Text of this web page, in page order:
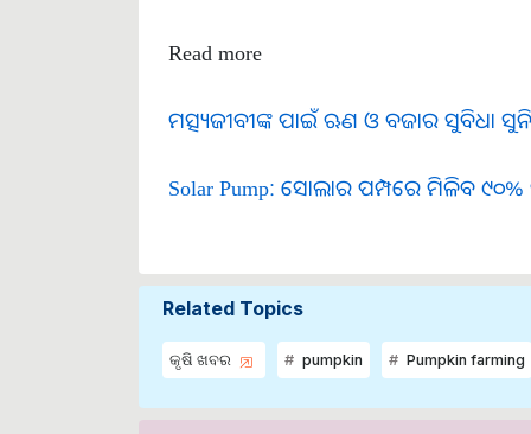
Read more
ମତ୍ସ୍ୟଜୀବୀଙ୍କ ପାଇଁ ଋଣ ଓ ବଜାର ସୁବିଧା
Solar Pump: ସୋଲାର ପମ୍ପରେ ମିଳିବ
Related Topics
କୃଷି ଖବର pumpkin Pumpkin farming